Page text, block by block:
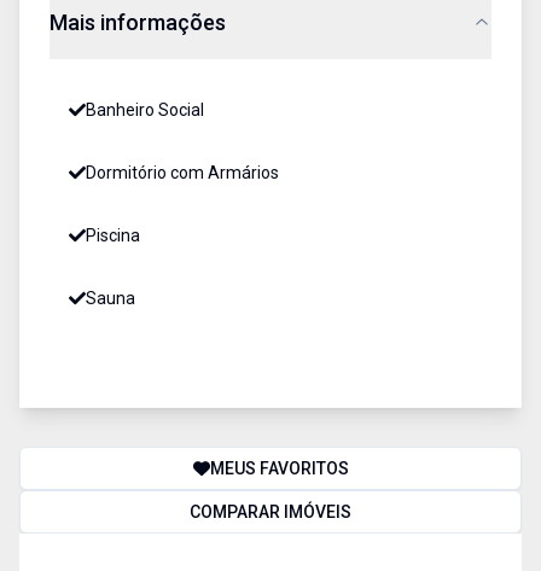
Mais informações
Banheiro Social
Dormitório com Armários
Piscina
Sauna
MEUS FAVORITOS
COMPARAR IMÓVEIS